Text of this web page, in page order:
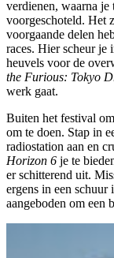
verdienen, waarna
voorgeschoteld. Het
voorgaande delen
races. Hier scheur je
heuvels voor de
the Furious: Tokyo
werk gaat.
Buiten het festival
om te doen. Stap in
radiostation aan en
Horizon 6 je te
er schitterend uit.
ergens in een schuur
aangeboden om een